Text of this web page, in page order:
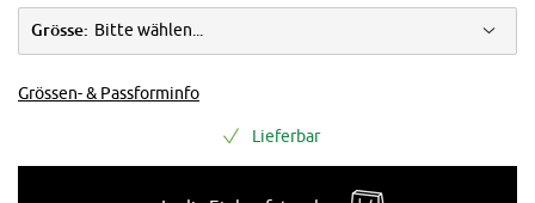
Grösse: Bitte wählen...
Grössen- & Passforminfo
Lieferbar